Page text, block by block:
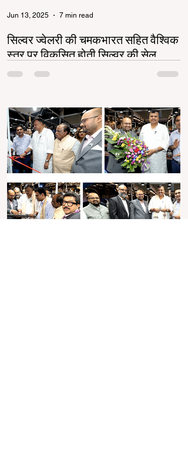
सिल्वर ज्वेलरी की चमकभारत सहित वैश्विक
स्तर पर विकसित होती सिल्वर की सेल
सिल्वर ज्वेलरी उद्योग भारत और वैश्विक स्तर पर तेजी से
Jun 13, 2025 7 min read